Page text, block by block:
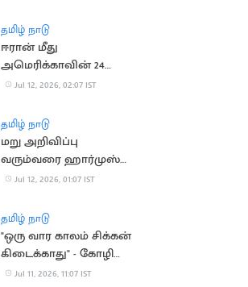
ஈரான்
தமிழ் நாடு
ஈரான் மீது
அமெரிக்காவின் 24
மணி நேர கெடு;
சதித்திட்டம்?
Jul 12, 2026, 02:07 IST
தமிழ் நாடு
மறு அறிவிப்பு
வரும்வரை ஹார்முஸ்
நீரிணையை மூடிய
Jul 12, 2026, 01:07 IST
தமிழ் நாடு
"ஒரு வார காலம் சிக்கன்
கிடைக்காது" - கோழி
வணிகர்கள் முடிவு
Jul 11, 2026, 11:07 IST